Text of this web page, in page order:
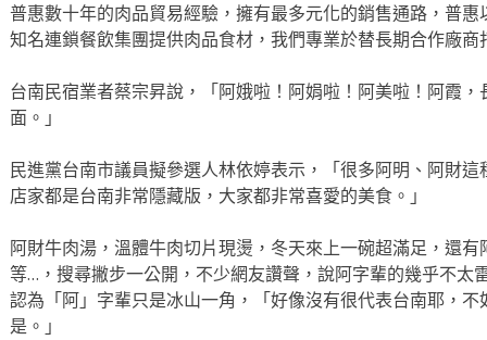
普惠數十年的肉品貿易經驗，擁有最多元化的銷售通路，普惠
知名連鎖餐飲集團提供肉品食材，我們專業於替長期合作廠商
台南民宿業者蔡宗昇說，「阿娥啦！阿娟啦！阿美啦！阿霞
面。」
民進黨台南市議員擬參選人林依婷表示，「很多阿明、阿財
店家都是台南非常隱藏版，大家都非常喜愛的美食。」
阿財牛肉湯，溫體牛肉切片現燙，冬天來上一碗超滿足，還
等…，搜尋撇步一公開，不少網友讚聲，說阿字輩的幾乎不太
認為「阿」字輩只是冰山一角，「好像沒有很代表台南耶，
是。」